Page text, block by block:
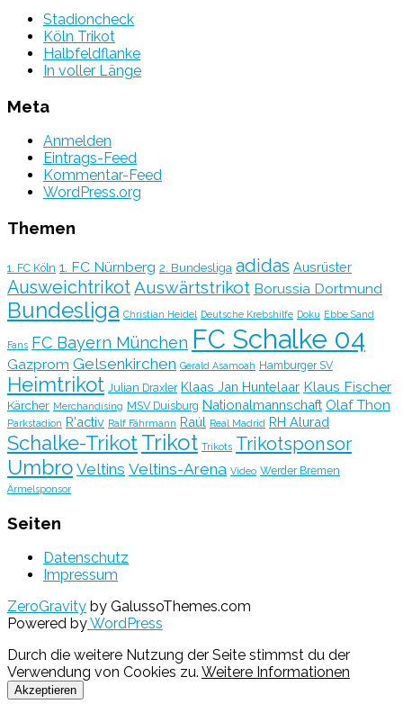
Stadioncheck
Köln Trikot
Halbfeldflanke
In voller Länge
Meta
Anmelden
Eintrags-Feed
Kommentar-Feed
WordPress.org
Themen
1. FC Köln 1. FC Nürnberg 2. Bundesliga adidas Ausrüster
AusweichtrikotAuswärtstrikot Borussia Dortmund
Bundesliga Christian Heidel Deutsche Krebshilfe Doku Ebbe Sand
Fans FC Bayern München FC Schalke 04
Gazprom Gelsenkirchen Gerald Asamoah Hamburger SV
Heimtrikot Julian Draxler Klaas Jan Huntelaar Klaus Fischer
Kärcher Merchandising MSV Duisburg Nationalmannschaft Olaf Thon
Parkstadion R'activ Ralf Fährmann Raúl Real Madrid RH Alurad
Schalke-TrikotTrikot Trikots Trikotsponsor
Umbro Veltins Veltins-Arena Video Werder Bremen
Ärmelsponsor
Seiten
Datenschutz
Impressum
ZeroGravity by GalussoThemes.com
Powered byWordPress
Durch die weitere Nutzung der Seite stimmst du der
Verwendung von Cookies zu. Weitere Informationen
Akzeptieren